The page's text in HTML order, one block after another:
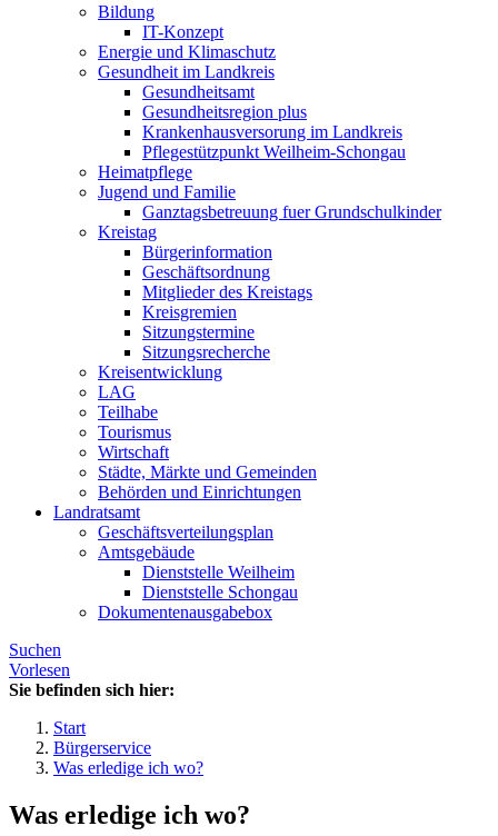
Bildung
IT-Konzept
Energie und Klimaschutz
Gesundheit im Landkreis
Gesundheitsamt
Gesundheitsregion plus
Krankenhausversorung im Landkreis
Pflegestützpunkt Weilheim-Schongau
Heimatpflege
Jugend und Familie
Ganztagsbetreuung fuer Grundschulkinder
Kreistag
Bürgerinformation
Geschäftsordnung
Mitglieder des Kreistags
Kreisgremien
Sitzungstermine
Sitzungsrecherche
Kreisentwicklung
LAG
Teilhabe
Tourismus
Wirtschaft
Städte, Märkte und Gemeinden
Behörden und Einrichtungen
Landratsamt
Geschäftsverteilungsplan
Amtsgebäude
Dienststelle Weilheim
Dienststelle Schongau
Dokumentenausgabebox
Suchen
Vorlesen
Sie befinden sich hier:
Start
Bürgerservice
Was erledige ich wo?
Was erledige ich wo?